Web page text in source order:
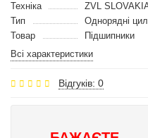
Техніка
ZVL
Тип
Однорядні
Товар
Підшипники
Всі характеристики
Відгуків: 0